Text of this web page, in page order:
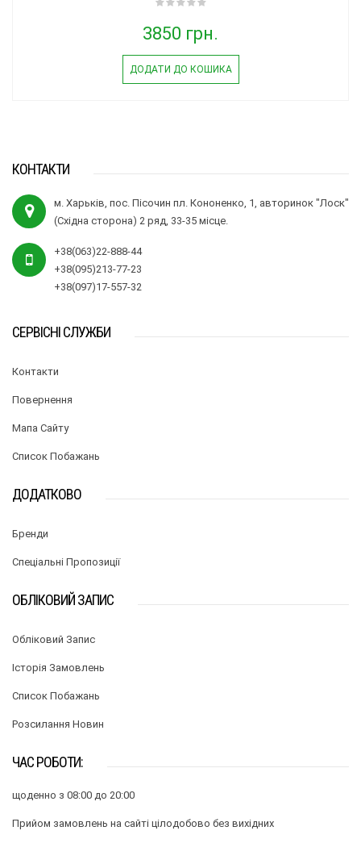
3850 грн.
ДОДАТИ ДО КОШИКА
КОНТАКТИ
м. Харьків, пос. Пісочин пл. Кононенко, 1, авторинок "Лоск"
(Східна сторона) 2 ряд, 33-35 місце.
+38(063)22-888-44
+38(095)213-77-23
+38(097)17-557-32
СЕРВІСНІ СЛУЖБИ
Контакти
Повернення
Мапа Сайту
Список Побажань
ДОДАТКОВО
Бренди
Спеціальні Пропозиції
ОБЛІКОВИЙ ЗАПИС
Обліковий Запис
Історія Замовлень
Список Побажань
Розсилання Новин
ЧАС РОБОТИ:
щоденно з 08:00 до 20:00
Прийом замовлень на сайті цілодобово без вихідних